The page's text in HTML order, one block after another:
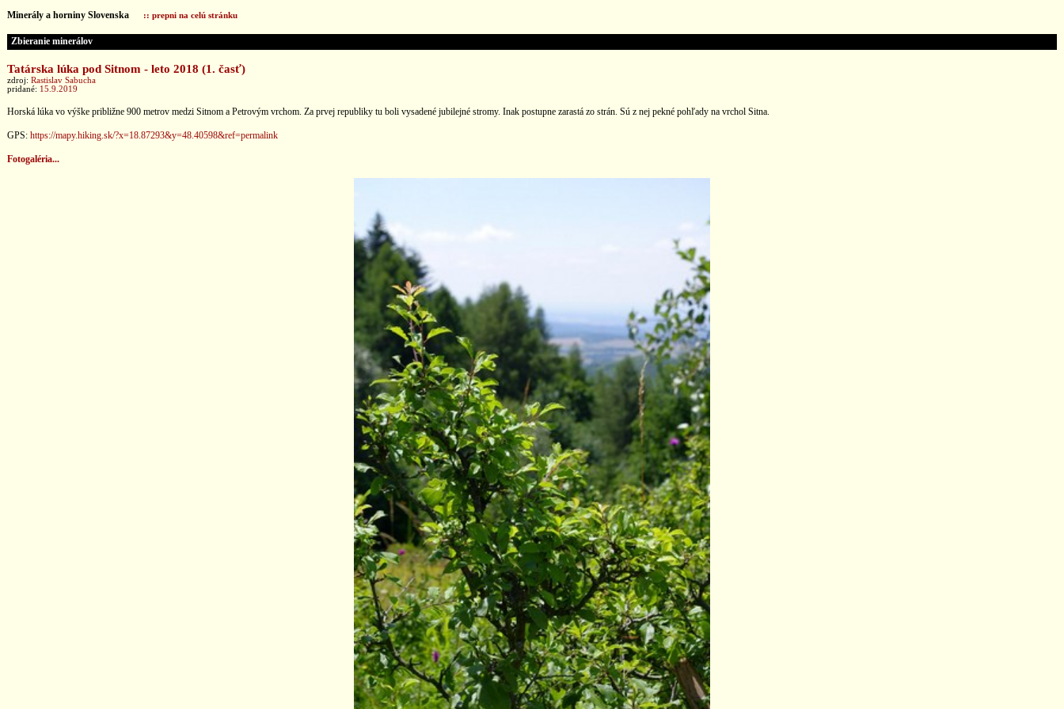
Minerály a horniny Slovenska :: prepni na celú stránku
Zbieranie minerálov
Tatárska lúka pod Sitnom - leto 2018 (1. časť)
zdroj: Rastislav Sabucha
pridané: 15.9.2019
Horská lúka vo výške približne 900 metrov medzi Sitnom a Petrovým vrchom. Za prvej republiky tu boli vysadené jubilejné stromy. Inak postupne zarastá zo strán. Sú z nej pekné pohľady na vrchol Sitna.
GPS: https://mapy.hiking.sk/?x=18.87293&y=48.40598&ref=permalink
Fotogaléria...